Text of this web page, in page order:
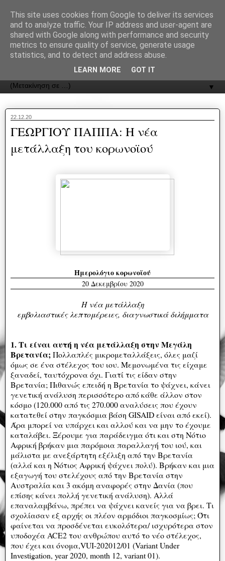
ΟΔΟΣ
▼
22.12.20
ΓΕΩΡΓΙΟΥ ΠΑΠΠΑ: Η νέα
μετάλλαξη του κορωνοϊού
Ημερολόγιο κορωνοϊού
20 Δεκεμβρίου 2020
Η νέα μετάλλαξη
εμβολιαστικές λεπτομέρειες, διαγνωστικά διλήμματα
1. Τι είναι αυτή η νέα μετάλλαξη στην Μεγάλη
Βρετανία;Πολλαπλές μικρομεταλλάξεις, όλες μαζί
όμως σε ένα στέλεχος του ιου. Μεμονωμένα τις είχαμε
ξαναδεί, ταυτόχρονα όχι. Γιατί τις είδαν στην
Βρετανία; Πιθανώς επειδή η Βρετανία το ψάχνει, κάνει
γενετική ανάλυση περισσότερο από κάθε άλλον στον
κόσμο (120.000 από τις 270.000 αναλύσεις που έχουν
κατατεθεί στην παγκόσμια βάση GISAID είναι από εκεί).
Άρα μπορεί να υπάρχει και αλλού και να μην το έχουμε
καταλάβει. Ξέρουμε για παράδειγμα ότι και στη Νότιο
Αφρική βρήκαν μια παρόμοια παραλλαγή του ιού, και
μάλιστα με ανεξάρτητη εξέλιξη από την Βρετανία
(αλλά και η Νότιος Αφρική ψάχνει πολύ). Βρήκαν και μια
εξαγωγή του στελέχους από την Βρετανία στην
Αυστραλία και 3 ακόμη αναφορές στην Δανία (που
επίσης κάνει πολλή γενετική ανάλυση). Αλλά
επαναλαμβάνω, πρέπει να ψάχνει κανείς για να βρει. Τι
σχολίασαν εξ αρχής οι πλέον αρμόδιοι παγκοσμίως; Ότι
φαίνεται να προσδένεται ευκολότερα/ ισχυρότερα στον
υποδοχέα ACE2 του ανθρώπου αυτό το νέο στέλεχος,
που έχει και όνομα,VUI-202012/01 (Variant Under
Investigation, year 2020, month 12, variant 01).
This site uses cookies from Google to deliver its services
and to analyze traffic. Your IP address and user-agent are
shared with Google along with performance and security
metrics to ensure quality of service, generate usage
statistics, and to detect and address abuse.
LEARN MORE GOT IT